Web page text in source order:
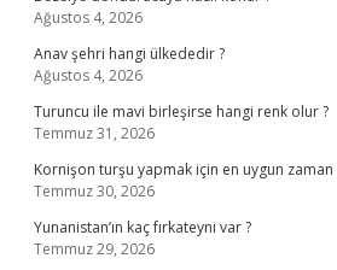
Ağustos 4, 2026
Anav şehri hangi ülkededir ?
Ağustos 4, 2026
Turuncu ile mavi birleşirse hangi renk olur ?
Temmuz 31, 2026
Kornişon turşu yapmak için en uygun zaman
Temmuz 30, 2026
Yunanistan’ın kaç fırkateyni var ?
Temmuz 29, 2026